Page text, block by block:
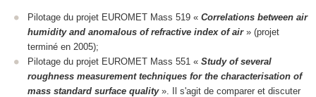
Pilotage du projet EUROMET Mass 519 « Correlations between air
humidity and anomalous of refractive index of air» (projet
terminé en 2005);
Pilotage du projet EUROMET Mass 551 « Study of several
roughness measurement techniques for the characterisation of
mass standard surface quality». Il s'agit de comparer et discuter